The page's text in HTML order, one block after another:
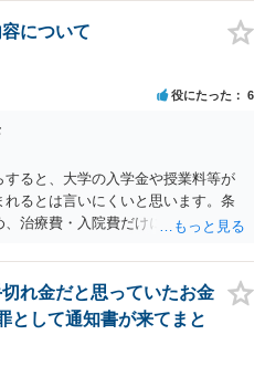
について
役にたった 6
ると、大学の入学金や授業料等が
るとは言いにくいと思います。条
治療費・入院費だけに限定される
故によって臨時に必要となった医
を念頭に置いた条項と読むのが自然
、授業料、受験費用などの教育費に
当然に半額を請求できる」とまで
通常、大学進学費用をどこまで負
れ金だと思っていたお金
として通知書が来てまと